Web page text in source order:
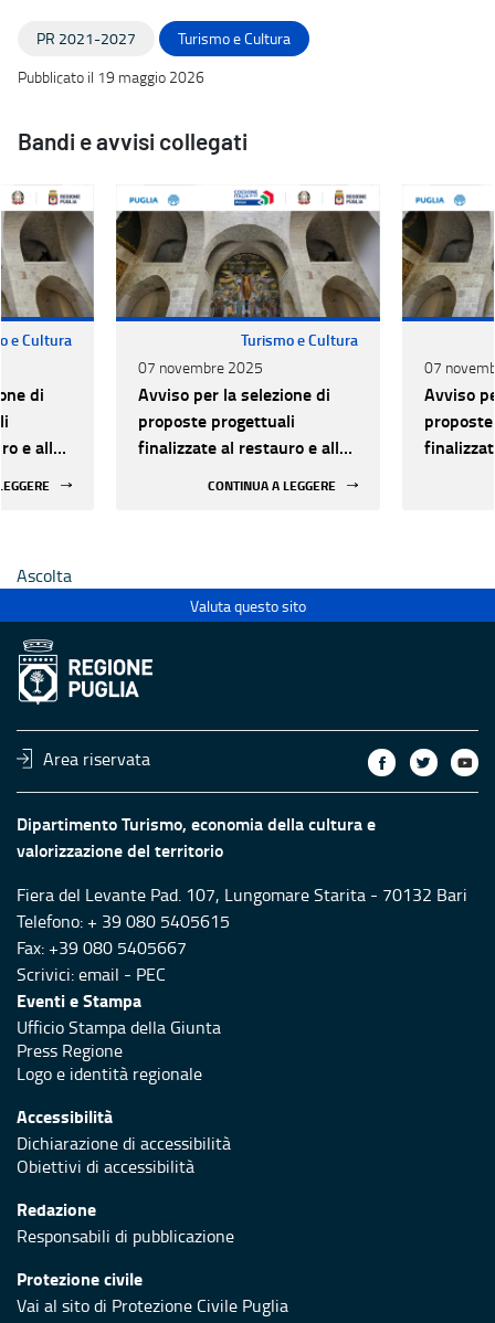
PR 2021-2027
Turismo e Cultura
Pubblicato il 19 maggio 2026
Bandi e avvisi collegati
e Cultura
di
e alla
Turismo e Cultura
07 novembre 2025
Avviso per la selezione di
proposte progettuali
finalizzate al restauro e alla
CONTINUA A LEGGERE
07
Avviso
Ascolta
Valuta questo sito
Area riservata
Dipartimento Turismo, economia della cultura e
valorizzazione del territorio
Fiera del Levante Pad. 107, Lungomare Starita - 70132 Bari
Telefono: + 39 080 5405615
Fax: +39 080 5405667
Scrivici:email - PEC
Eventi e Stampa
Ufficio Stampa della Giunta
Press Regione
Logo e identità regionale
Accessibilità
Dichiarazione di accessibilità
Obiettivi di accessibilità
Redazione
Responsabili di pubblicazione
Protezione civile
Vai al sito di Protezione Civile Puglia